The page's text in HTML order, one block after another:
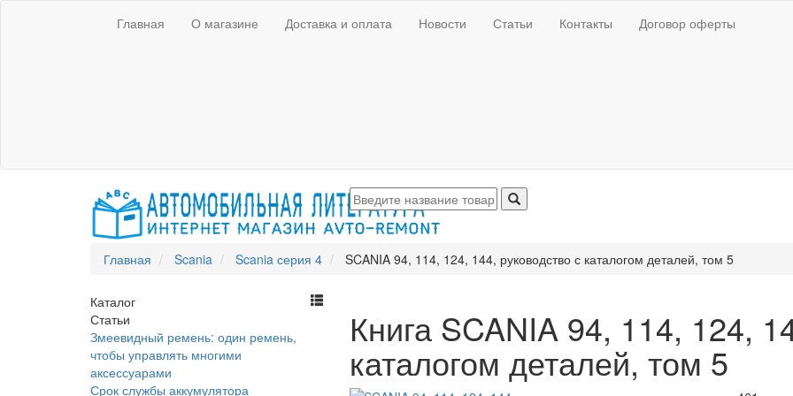
Главная О магазине Доставка и оплата Новости Статьи Контакты Договор оферты
Главная Scania Scania серия 4 SCANIA 94, 114, 124, 144, руководство с каталогом деталей, том 5
Каталог
Статьи
Змеевидный ремень: один ремень,
чтобы управлять многими
аксессуарами
Срок службы аккумулятора
Книга SCANIA 94, 114, 124,
каталогом деталей, том 5